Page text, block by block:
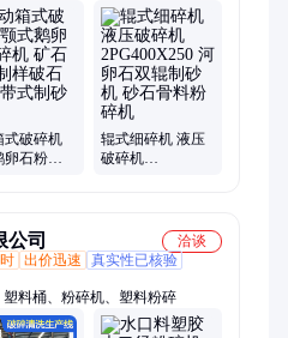
、断桥铝破碎机、干磨机、废铝
式破碎机
石粉碎
辊式细碎机 液压
破碎机
公司
洽谈
出价迅速
真实性已核验
料桶、粉碎机、塑料粉碎